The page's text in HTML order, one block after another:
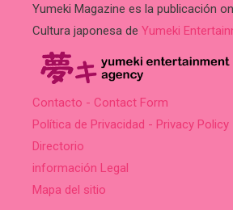
Yumeki Magazine es la publicación
Cultura japonesa de Yumeki
Contacto - Contact Form
Política de Privacidad - Privacy Policy
Directorio
información Legal
Mapa del sitio